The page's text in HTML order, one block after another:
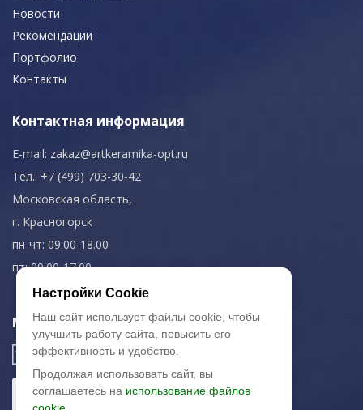
Новости
Рекомендации
Портфолио
Контакты
Контактная информация
E-mail: zakaz@artkeramika-opt.ru
Тел.: +7 (499) 703-30-42
Московская область,
г. Красногорск
пн-чт: 09.00-18.00
пт: 09.00-17.00
Мы в соц. сетях
Настройки Cookie
Наш сайт использует файлы cookie, чтобы
улучшить работу сайта, повысить его
эффективность и удобство.
Продолжая использовать сайт, вы
соглашаетесь на использование файлов